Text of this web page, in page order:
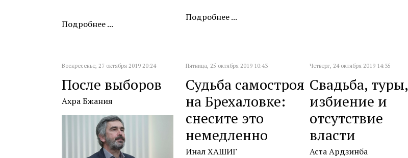
Подробнее ...
Подробнее ...
Воскресенье, 27 октября 2019 20:24
После выборов
Ахра Бжания
Пятница, 25 октября 2019 10:43
Судьба самостроя
на Брехаловке:
снесите это
немедленно
Инал ХАШИГ
Четверг, 24 октября 2019 14:35
Свадьба, туры,
избиение и
отсутствие
власти
Аста Ардзинба